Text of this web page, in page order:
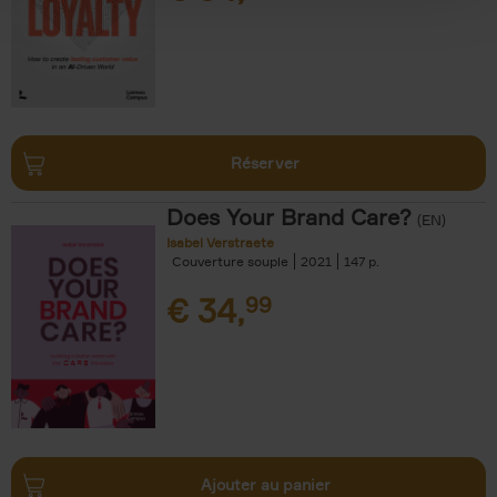
Réserver
Does Your Brand Care? (EN)
Isabel Verstraete
Couverture souple
2021 147
€ 34,99
Ajouter au panier